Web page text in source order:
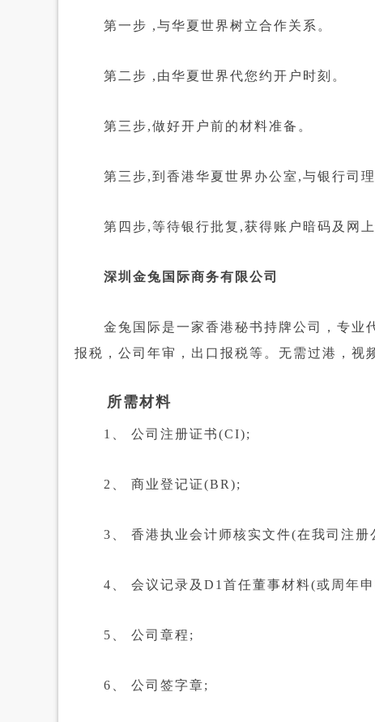
第一步 ,与华夏世界树立合作关系。
第二步 ,由华夏世界代您约开户时刻。
第三步,做好开户前的材料准备。
第三步,到香港华夏世界办公室,与银行司理
第四步,等待银行批复,获得账户暗码及网上
深圳金兔国际商务有限公司
金兔国际是一家香港秘书持牌公司，专业
报税，公司年审，出口报税等。无需过港，视
所需材料
1、 公司注册证书(CI);
2、 商业登记证(BR);
3、 香港执业会计师核实文件(在我司注册
4、 会议记录及D1首任董事材料(或周年申
5、 公司章程;
6、 公司签字章;